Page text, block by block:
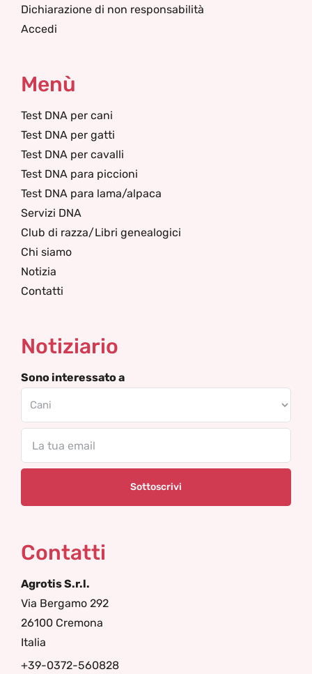
Dichiarazione di non responsabilità
Accedi
Menù
Test DNA per cani
Test DNA per gatti
Test DNA per cavalli
Test DNA para piccioni
Test DNA para lama/alpaca
Servizi DNA
Club di razza/Libri genealogici
Chi siamo
Notizia
Contatti
Notiziario
Sono interessato a
Contatti
Agrotis S.r.l.
Via Bergamo 292
26100 Cremona
Italia
+39-0372-560828